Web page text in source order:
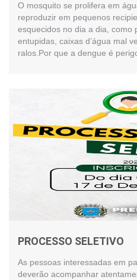
O mosquito se prolifera em
reproduzir em pequenos
esquecidos no dia a dia, como
entupidas, caixas d’água mal
ralos.Por que a dengue é
PROCESSO SELETIVO
As pessoas interessadas em
deverão acompanhar